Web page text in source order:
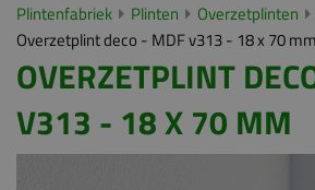
Plintenfabriek Plinten Overzetplinten
Overzetplint deco - MDF v313 - 18 x 70 mm
OVERZETPLINT
V313 - 18 X 70 MM